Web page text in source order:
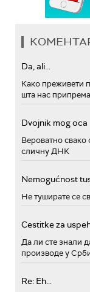
Da, ali...
Како преживети
шта нас
Dvojnik mog oca
Вероватно свако
сличну ДНК
Nemogućnost
Не туширате се
Cestitke za
Да ли сте знали
производе у
Re: Eh...